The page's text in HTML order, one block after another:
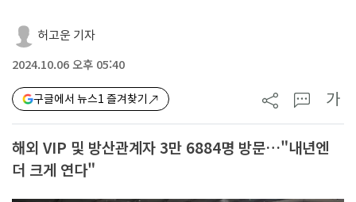
허고운 기자
2024.10.06 오후 05:40
구글에서 뉴스1 즐겨찾기 가
해외 VIP 및 방산관계자 3만 6884명 방문…"내년엔
더 크게 연다"